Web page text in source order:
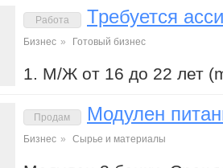
Работа Требуется
Бизнес » Готовый бизнес
1. М/Ж от 16 до 22 лет
Продам Модулен
Бизнес » Сырье и материалы